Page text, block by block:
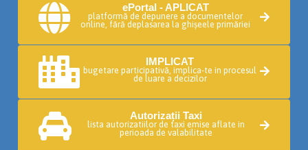
ePortal - APLICAT
platformă de depunere a documentelor
online, fără deplasarea la ghișeele primăriei
IMPLICAT
bugetare participativă, implica-te in procesul
de luare a decizilor
Autorizații Taxi
lista autorizatiilor de taxi emise aflate in
perioada de valabilitate